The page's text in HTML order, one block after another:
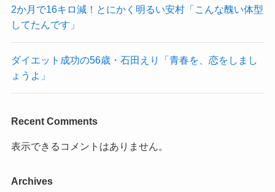
2か月で16キロ減！とにかく明るい安村「こんな醜い体型
してたんです」
ダイエット成功の56歳・石田えり「青春を、恋をしまし
ょうよ」
Recent Comments
表示できるコメントはありません。
Archives